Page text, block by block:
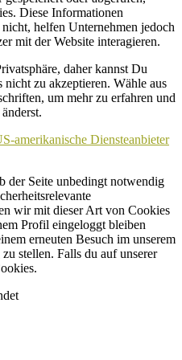
Diese Informationen
helfen Unternehmen jedoch
mit der Website interagieren.
daher kannst Du
nicht zu akzeptieren. Wähle aus
um mehr zu erfahren und
amerikanische Diensteanbieter
der Seite unbedingt notwendig
wir mit dieser Art von Cookies
Profil eingeloggt bleiben
erneuten Besuch im unserem
stellen. Falls du auf unserer